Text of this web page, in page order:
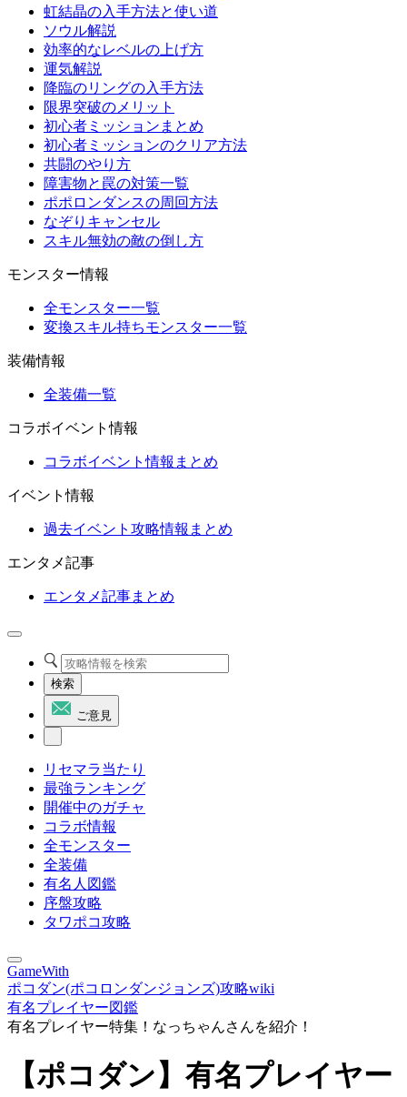
虹結晶の入手方法と使い道
ソウル解説
効率的なレベルの上げ方
運気解説
降臨のリングの入手方法
限界突破のメリット
初心者ミッションまとめ
初心者ミッションのクリア方法
共闘のやり方
障害物と罠の対策一覧
ポポロンダンスの周回方法
なぞりキャンセル
スキル無効の敵の倒し方
モンスター情報
全モンスター一覧
変換スキル持ちモンスター一覧
装備情報
全装備一覧
コラボイベント情報
コラボイベント情報まとめ
イベント情報
過去イベント攻略情報まとめ
エンタメ記事
エンタメ記事まとめ
検索
ご意見
リセマラ当たり
最強ランキング
開催中のガチャ
コラボ情報
全モンスター
全装備
有名人図鑑
序盤攻略
タワポコ攻略
GameWith
ポコダン(ポコロンダンジョンズ)攻略wiki
有名プレイヤー図鑑
有名プレイヤー特集！なっちゃんさんを紹介！
【ポコダン】有名プレイヤー